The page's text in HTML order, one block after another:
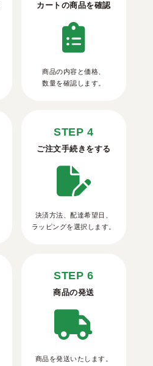
カートの商品を確認
商品の内容と価格、
数量を確認します。
STEP 4
ご注文手続きをする
決済方法、配達希望日、
ラッピングを選択します。
STEP 6
商品の発送
商品を発送いたします。